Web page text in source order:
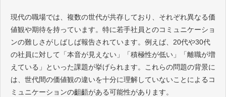
現代の職場では、複数の世代が共存しており、それぞれ異なる価
値観や期待を持っています。特に若手社員とのコミュニケーショ
ンの難しさがしばしば報告されています。例えば、20代や30代
の社員に対して「本音が見えない」「積極性が低い」「離職が増
えている」といった課題が挙げられます。これらの問題の背景に
は、世代間の価値観の違いを十分に理解していないことによるコ
ミュニケーションの齟齬がある可能性があります。